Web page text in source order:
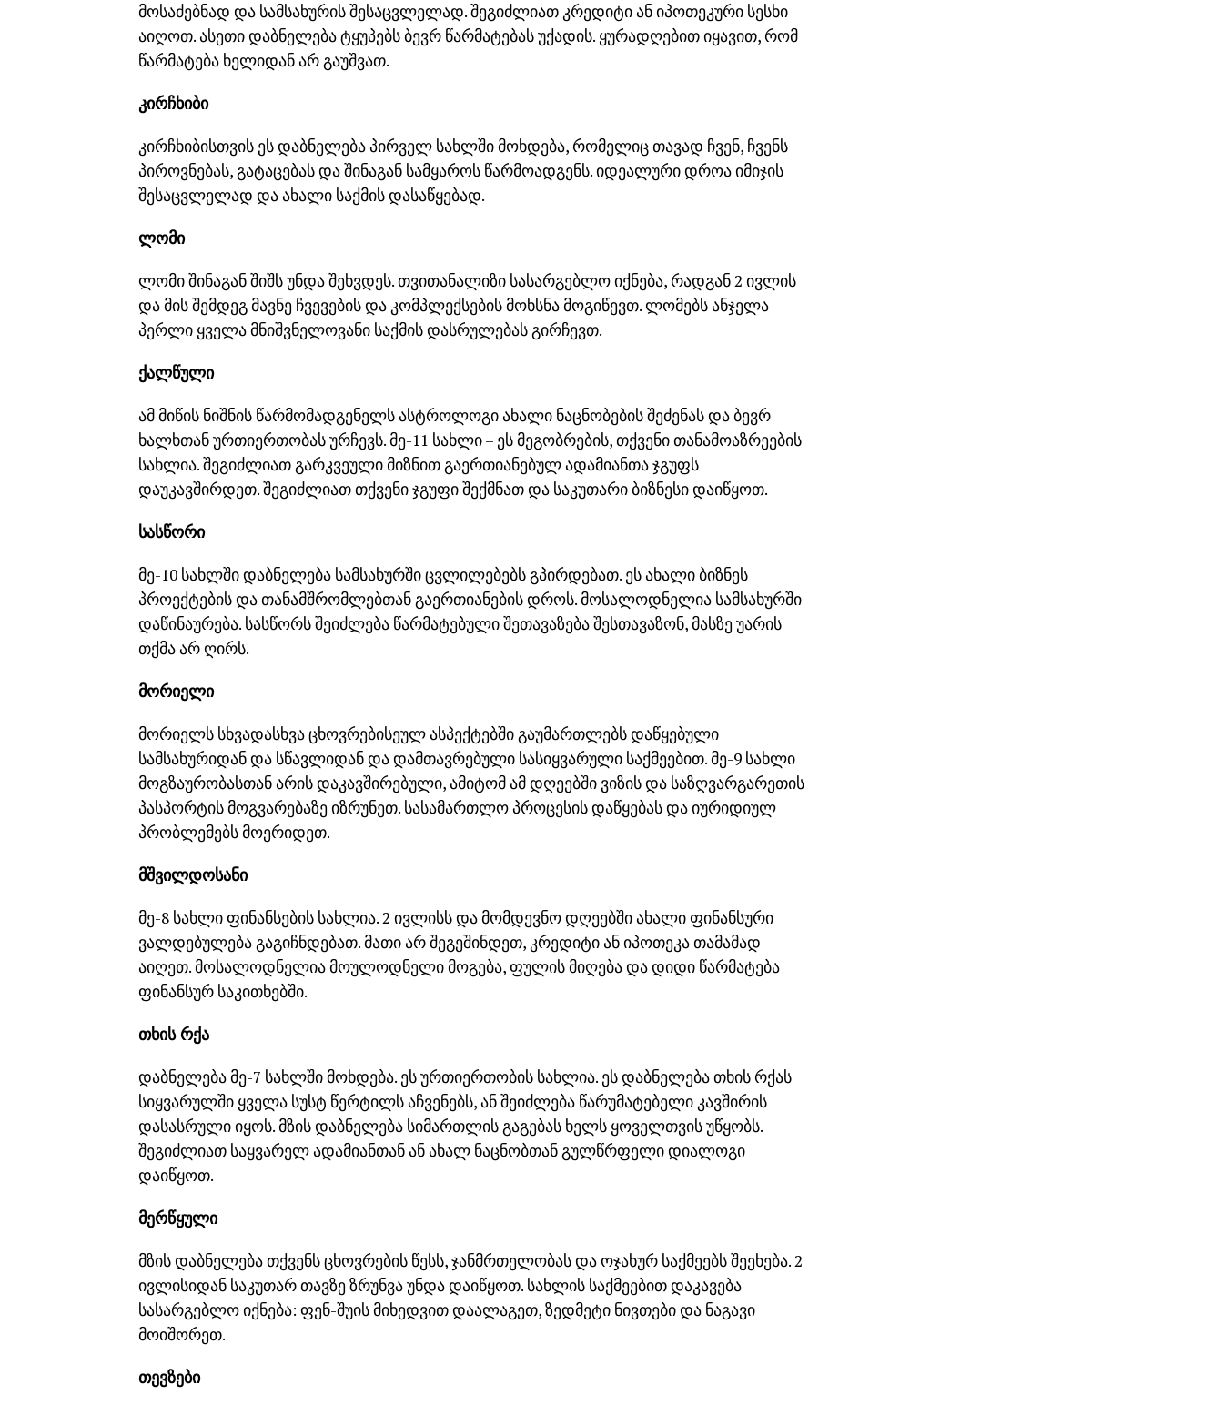
მოსაძებნად და სამსახურის შესაცვლელად. შეგიძლიათ კრედიტი ან იპოთეკური სესხი
აიღოთ. ასეთი დაბნელება ტყუპებს ბევრ წარმატებას უქადის. ყურადღებით იყავით, რომ
წარმატება ხელიდან არ გაუშვათ.
კირჩხიბი
კირჩხიბისთვის ეს დაბნელება პირველ სახლში მოხდება, რომელიც თავად ჩვენ, ჩვენს
პიროვნებას, გატაცებას და შინაგან სამყაროს წარმოადგენს. იდეალური დროა იმიჯის
შესაცვლელად და ახალი საქმის დასაწყებად.
ლომი
ლომი შინაგან შიშს უნდა შეხვდეს. თვითანალიზი სასარგებლო იქნება, რადგან 2 ივლის
და მის შემდეგ მავნე ჩვევების და კომპლექსების მოხსნა მოგიწევთ. ლომებს ანჯელა
პერლი ყველა მნიშვნელოვანი საქმის დასრულებას გირჩევთ.
ქალწული
ამ მიწის ნიშნის წარმომადგენელს ასტროლოგი ახალი ნაცნობების შეძენას და ბევრ
ხალხთან ურთიერთობას ურჩევს. მე-11 სახლი – ეს მეგობრების, თქვენი თანამოაზრეების
სახლია. შეგიძლიათ გარკვეული მიზნით გაერთიანებულ ადამიანთა ჯგუფს
დაუკავშირდეთ. შეგიძლიათ თქვენი ჯგუფი შექმნათ და საკუთარი ბიზნესი დაიწყოთ.
სასწორი
მე-10 სახლში დაბნელება სამსახურში ცვლილებებს გპირდებათ. ეს ახალი ბიზნეს
პროექტების და თანამშრომლებთან გაერთიანების დროს. მოსალოდნელია სამსახურში
დაწინაურება. სასწორს შეიძლება წარმატებული შეთავაზება შესთავაზონ, მასზე უარის
თქმა არ ღირს.
მორიელი
მორიელს სხვადასხვა ცხოვრებისეულ ასპექტებში გაუმართლებს დაწყებული
სამსახურიდან და სწავლიდან და დამთავრებული სასიყვარული საქმეებით. მე-9 სახლი
მოგზაურობასთან არის დაკავშირებული, ამიტომ ამ დღეებში ვიზის და საზღვარგარეთის
პასპორტის მოგვარებაზე იზრუნეთ. სასამართლო პროცესის დაწყებას და იურიდიულ
პრობლემებს მოერიდეთ.
მშვილდოსანი
მე-8 სახლი ფინანსების სახლია. 2 ივლისს და მომდევნო დღეებში ახალი ფინანსური
ვალდებულება გაგიჩნდებათ. მათი არ შეგეშინდეთ, კრედიტი ან იპოთეკა თამამად
აიღეთ. მოსალოდნელია მოულოდნელი მოგება, ფულის მიღება და დიდი წარმატება
ფინანსურ საკითხებში.
თხის რქა
დაბნელება მე-7 სახლში მოხდება. ეს ურთიერთობის სახლია. ეს დაბნელება თხის რქას
სიყვარულში ყველა სუსტ წერტილს აჩვენებს, ან შეიძლება წარუმატებელი კავშირის
დასასრული იყოს. მზის დაბნელება სიმართლის გაგებას ხელს ყოველთვის უწყობს.
შეგიძლიათ საყვარელ ადამიანთან ან ახალ ნაცნობთან გულწრფელი დიალოგი
დაიწყოთ.
მერწყული
მზის დაბნელება თქვენს ცხოვრების წესს, ჯანმრთელობას და ოჯახურ საქმეებს შეეხება. 2
ივლისიდან საკუთარ თავზე ზრუნვა უნდა დაიწყოთ. სახლის საქმეებით დაკავება
სასარგებლო იქნება: ფენ-შუის მიხედვით დაალაგეთ, ზედმეტი ნივთები და ნაგავი
მოიშორეთ.
თევზები